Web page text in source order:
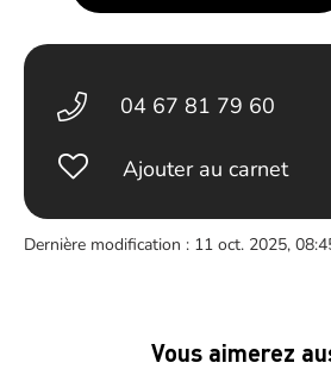
04 67 81 79 60
Ajouter au carnet
Dernière modification : 11 oct. 2025,
Vous aimerez